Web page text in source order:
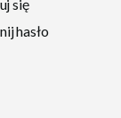
się
hasło